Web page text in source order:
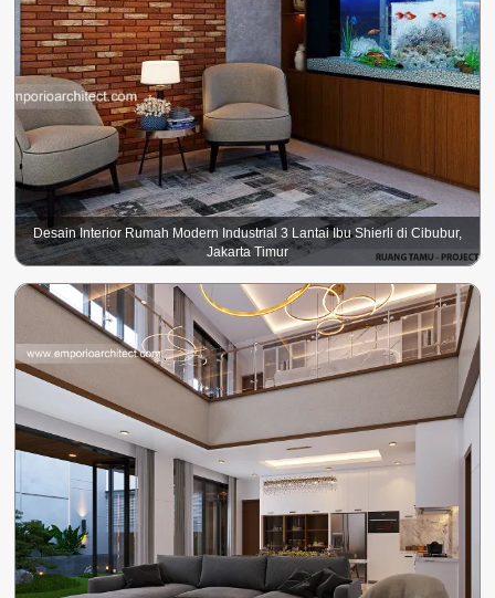
Desain Interior Rumah Modern Industrial 3 Lantai Ibu Shierli di Cibubur,
Jakarta Timur